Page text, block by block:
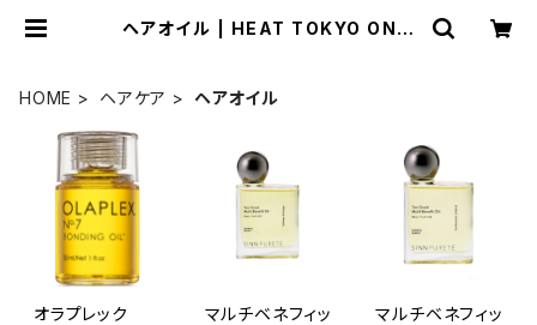
ヘアオイル | HEAT TOKYO ONLI
HOME ヘアケア ヘアオイル
オラプレック
マルチベネフィッ
マルチベネフィッ